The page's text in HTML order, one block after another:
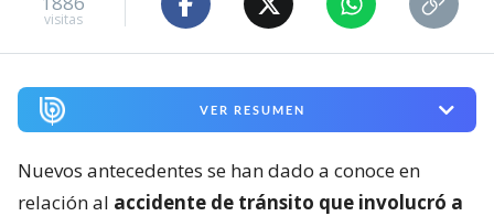
visitas
VER RESUMEN
Nuevos antecedentes se han dado a conoce en
relación al accidente de tránsito que involucró a